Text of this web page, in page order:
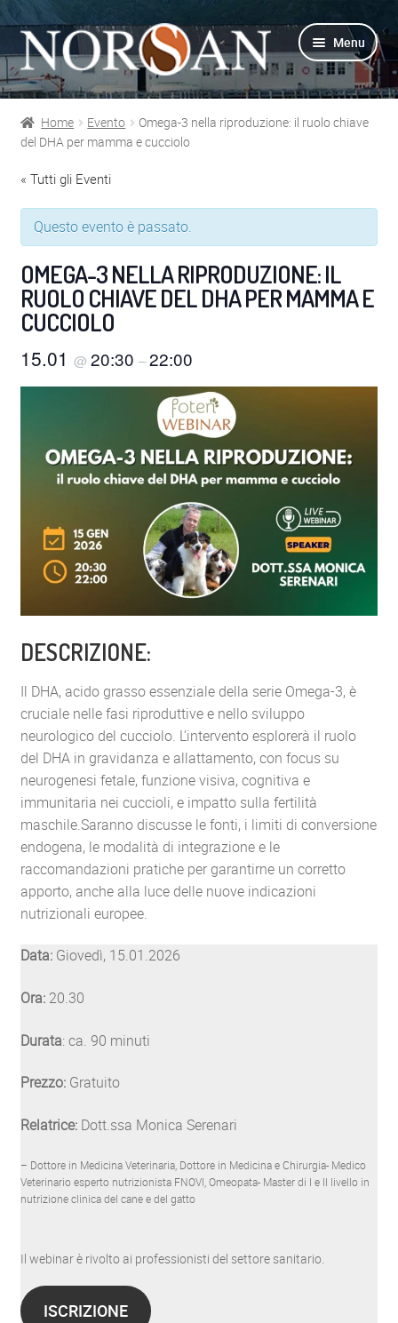
Vai
alla
navigazione
Vai
al
contenuto
Menu
Shop
Info prodotti
Info Omega-3
Azienda
Supporto
Per Esperti
Home Evento
Omega-3 nella riproduzione: il ruolo chiave
del DHA per mamma e cucciolo
« Tutti gli Eventi
Questo evento è passato.
OMEGA-3 NELLA RIPRODUZIONE: IL
RUOLO CHIAVE DEL DHA PER MAMMA E
CUCCIOLO
15.01 @ 20:30 –22:00
DESCRIZIONE:
Il DHA, acido grasso essenziale della serie Omega-3, è
cruciale nelle fasi riproduttive e nello sviluppo
neurologico del cucciolo. L’intervento esplorerà il ruolo
del DHA in gravidanza e allattamento, con focus su
neurogenesi fetale, funzione visiva, cognitiva e
immunitaria nei cuccioli, e impatto sulla fertilità
maschile.Saranno discusse le fonti, i limiti di conversione
endogena, le modalità di integrazione e le
raccomandazioni pratiche per garantirne un corretto
apporto, anche alla luce delle nuove indicazioni
nutrizionali europee.
Data:Giovedì, 15.01.2026
Ora:20.30
Durata: ca. 90 minuti
Prezzo:Gratuito
Relatrice:Dott.ssa Monica Serenari
– Dottore in Medicina Veterinaria, Dottore in Medicina e Chirurgia- Medico
Veterinario esperto nutrizionista FNOVI, Omeopata- Master di I e II livello in
nutrizione clinica del cane e del gatto
Il webinar è rivolto ai professionisti del settore sanitario.
ISCRIZIONE